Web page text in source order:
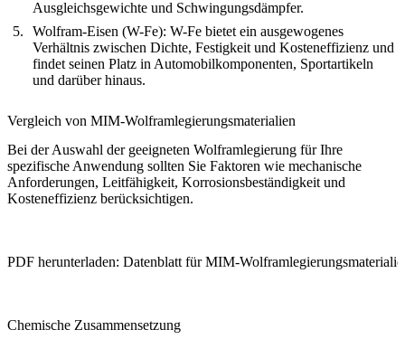
Ausgleichsgewichte und Schwingungsdämpfer.
Wolfram-Eisen (W-Fe): W-Fe bietet ein ausgewogenes
Verhältnis zwischen Dichte, Festigkeit und Kosteneffizienz und
findet seinen Platz in Automobilkomponenten, Sportartikeln
und darüber hinaus.
Vergleich von MIM-Wolframlegierungsmaterialien
Bei der Auswahl der geeigneten Wolframlegierung für Ihre
spezifische Anwendung sollten Sie Faktoren wie mechanische
Anforderungen, Leitfähigkeit, Korrosionsbeständigkeit und
Kosteneffizienz berücksichtigen.
PDF herunterladen: Datenblatt für MIM-
Chemische Zusammensetzung